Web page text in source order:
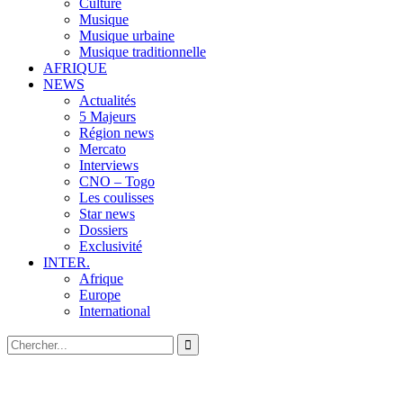
Musique
Musique urbaine
Musique traditionnelle
AFRIQUE
NEWS
Actualités
5 Majeurs
Région news
Mercato
Interviews
CNO – Togo
Les coulisses
Star news
Dossiers
Exclusivité
INTER.
Afrique
Europe
International